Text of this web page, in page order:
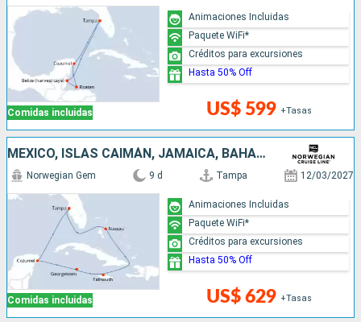
Comidas incluidas US$ 599 +Tasas
Animaciones Incluidas
Paquete WiFi*
Créditos para excursiones
Hasta 50% Off
MÉXICO, ISLAS CAIMÁN, JAMAICA, BAHAMAS, ESTADOS UNIDOS
Comidas incluidas
Norwegian Gem 9 d Tampa 12/03/2027
US$ 629 +Tasas
Animaciones Incluidas
Paquete WiFi*
Créditos para excursiones
Hasta 50% Off